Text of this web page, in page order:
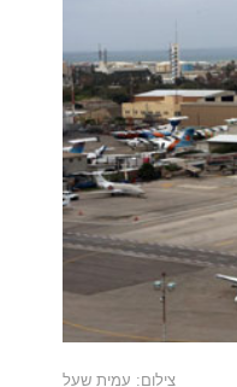
צילום: עמית שעל